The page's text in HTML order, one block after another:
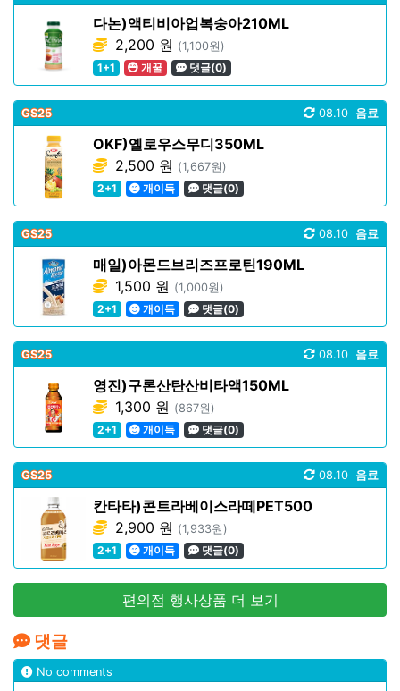
다논)액티비아업복숭아210ML
2,200 원 (1,100원)
1+1
개꿀 댓글(0)
GS25 음료
08.10
OKF)옐로우스무디350ML
2,500 원 (1,667원)
2+1
개이득 댓글(0)
GS25 음료
08.10
매일)아몬드브리즈프로틴190ML
1,500 원 (1,000원)
2+1
개이득 댓글(0)
GS25 음료
08.10
영진)구론산탄산비타액150ML
1,300 원 (867원)
2+1
개이득 댓글(0)
GS25 음료
08.10
칸타타)콘트라베이스라떼PET500
2,900 원 (1,933원)
2+1
개이득 댓글(0)
편의점 행사상품 더 보기
댓글
No comments